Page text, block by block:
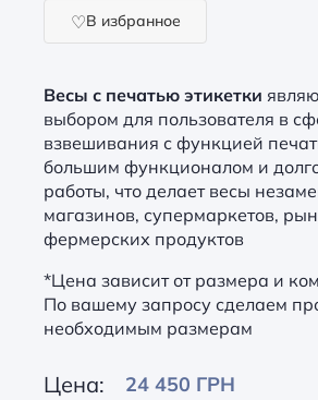
В избранное
Весы с печатью этикетки
выбором для пользователя в
взвешивания с функцией
большим функционалом и
работы, что делает весы
магазинов, супермаркетов,
фермерских продуктов
*Цена зависит от размера и
По вашему запросу сделаем
необходимым размерам
Цена: 24 450 ГРН